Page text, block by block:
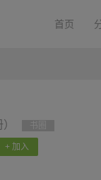
首页
+ 加入